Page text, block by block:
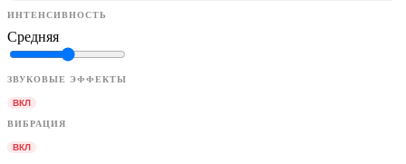
ИНТЕНСИВНОСТЬ
Средняя
ЗВУКОВЫЕ ЭФФЕКТЫ
ВКЛ
ВИБРАЦИЯ
ВКЛ